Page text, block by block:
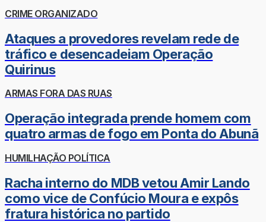
CRIME ORGANIZADO
Ataques a provedores revelam rede de
tráfico e desencadeiam Operação
Quirinus
ARMAS FORA DAS RUAS
Operação integrada prende homem com
quatro armas de fogo em Ponta do Abunã
HUMILHAÇÃO POLÍTICA
Racha interno do MDB vetou Amir Lando
como vice de Confúcio Moura e expôs
fratura histórica no partido